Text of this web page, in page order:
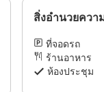
สิ่งอำนวยควา
ที่จอดรถ
ร้านอาหาร
ห้องประชุม